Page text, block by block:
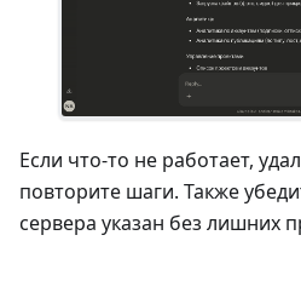
Если что-то не работает,
повторите шаги. Также
сервера указан без лишних